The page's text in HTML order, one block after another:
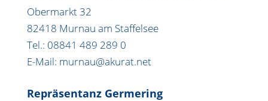
Obermarkt 32
82418 Murnau am Staffelsee
Tel.: 08841 489 289 0
E-Mail: murnau@akurat.net
Repräsentanz Germering